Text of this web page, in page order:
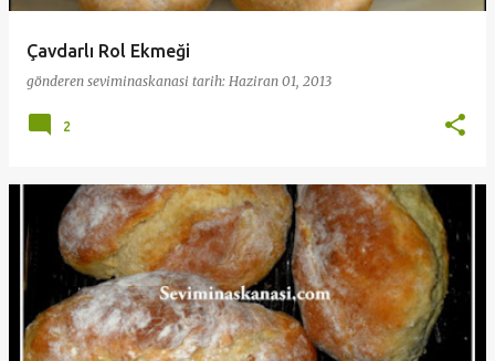
Çavdarlı Rol Ekmeği
gönderen seviminaskanasi tarih: Haziran 01, 2013
2